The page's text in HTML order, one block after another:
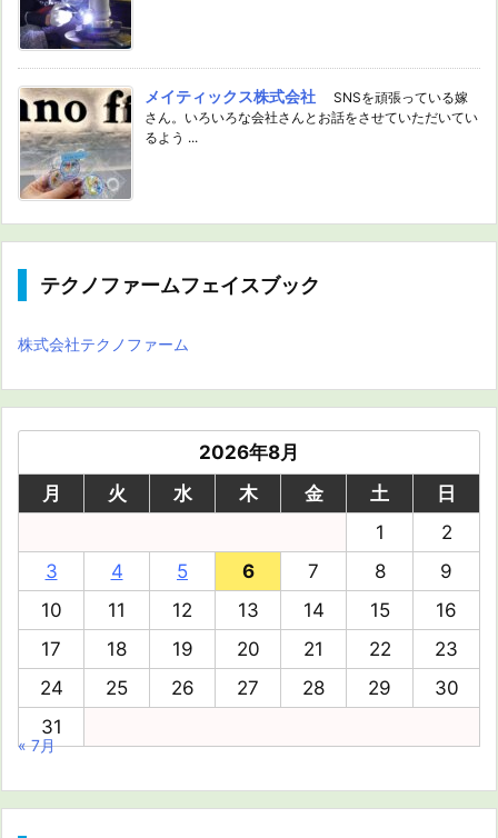
メイティックス株式会社
SNSを頑張っている嫁
さん。いろいろな会社さんとお話をさせていただいてい
るよう ...
テクノファームフェイスブック
株式会社テクノファーム
2026年8月
月
火 水 木 金 土
日
1
2
3
4 5 6 7 8
9
10
11 12 13 14 15
16
17
18 19 20 21 22
23
24
25 26 27 28 29
30
31
« 7月